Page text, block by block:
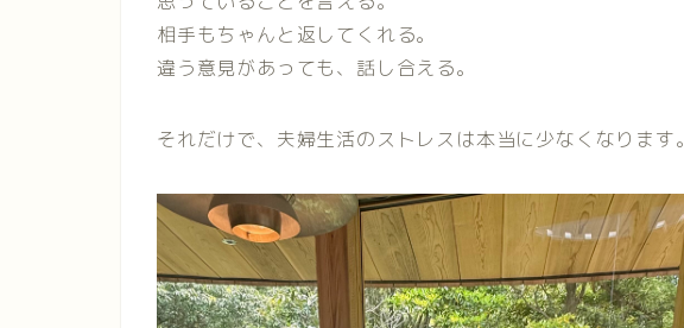
相手もちゃんと返してくれる。
違う意見があっても、話し合える。
それだけで、夫婦生活のストレスは本当に少なくなります。